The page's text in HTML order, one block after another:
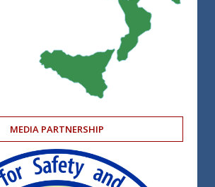
MEDIA PARTNERSHIP